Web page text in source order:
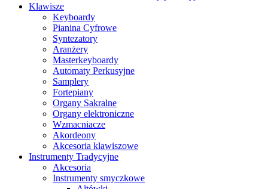
Klawisze
Keyboardy
Pianina Cyfrowe
Syntezatory
Aranżery
Masterkeyboardy
Automaty Perkusyjne
Samplery
Fortepiany
Organy Sakralne
Organy elektroniczne
Wzmacniacze
Akordeony
Akcesoria klawiszowe
Instrumenty Tradycyjne
Akcesoria
Instrumenty smyczkowe